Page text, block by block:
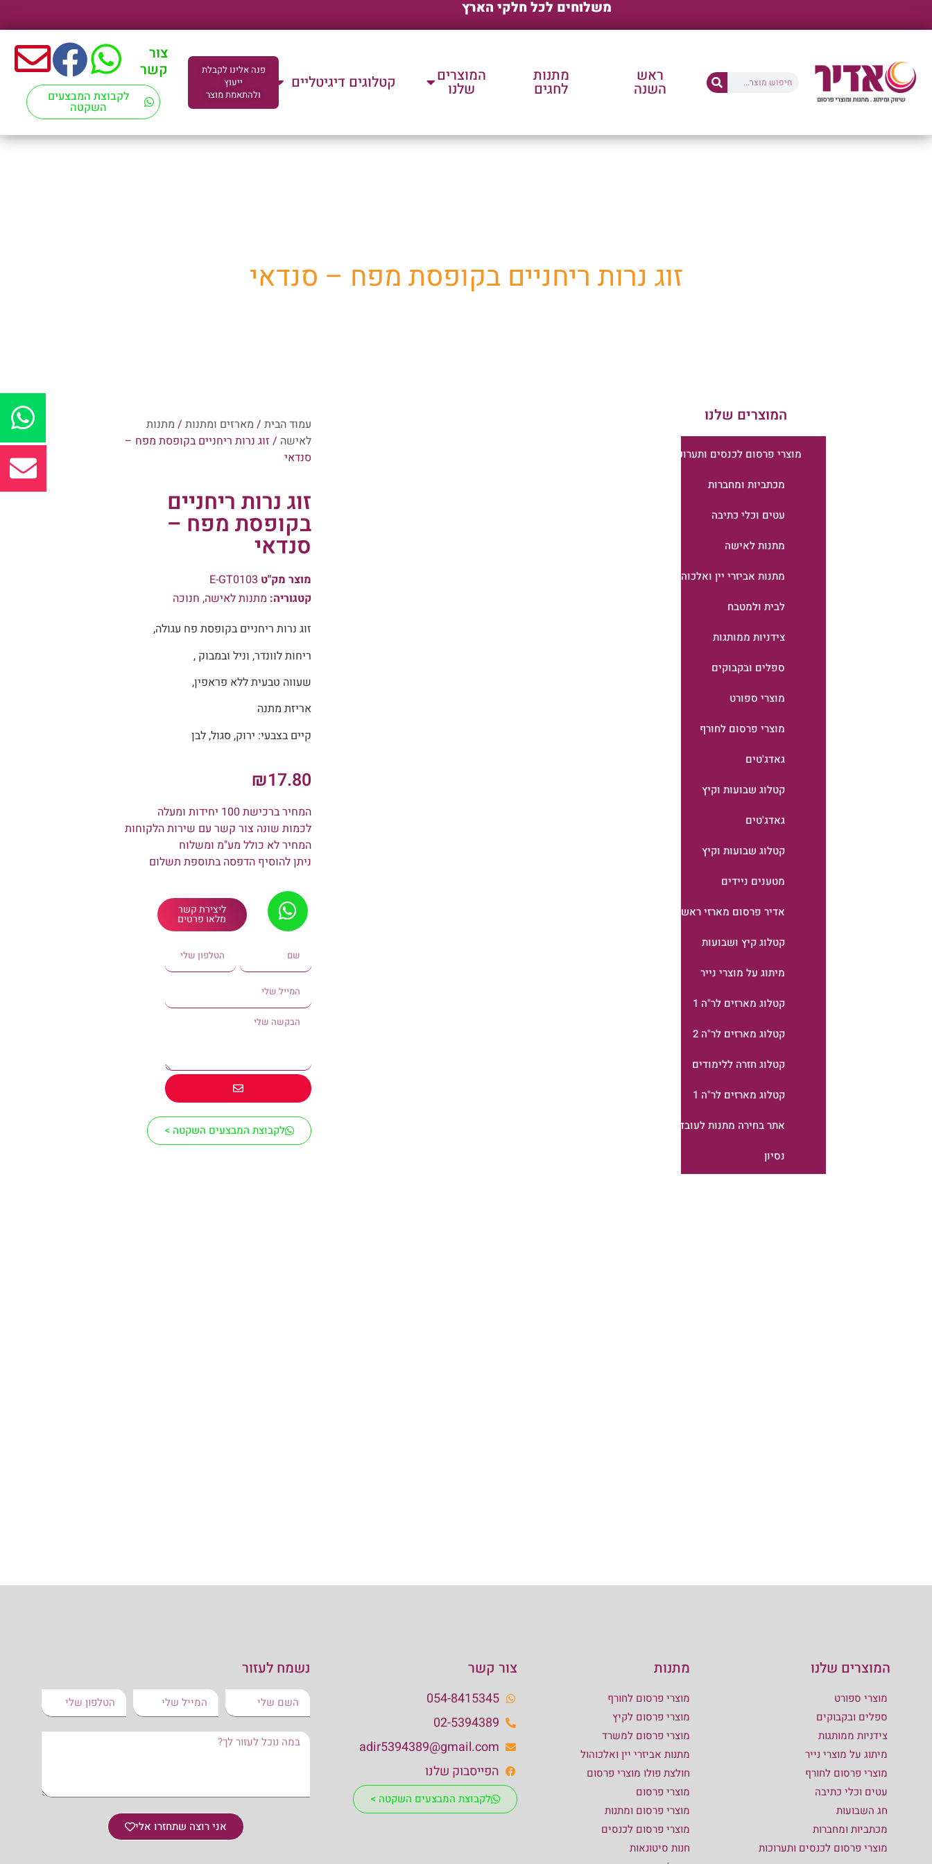
משלוחים לכל חלקי הארץ
ראש
השנה
מתנות
לחגים
המוצרים
שלנו קטלוגים דיגיטליים
פנה אלינו לקבלת
ייעוץ
ולהתאמת מוצר
צור
קשר
לקבוצת המבצעים
השקטה
זוג נרות ריחניים בקופסת מפח – סנדאי
המוצרים שלנו
מוצרי פרסום לכנסים ותערוכות
מכתביות ומחברות
עטים וכלי כתיבה
מתנות לאישה
מתנות אביזרי יין ואלכוהול
לבית ולמטבח
צידניות ממותגות
ספלים ובקבוקים
מוצרי ספורט
מוצרי פרסום לחורף
גאדג'טים
קטלוג שבועות וקיץ
גאדג'טים
קטלוג שבועות וקיץ
מטענים ניידים
אדיר פרסום מארזי ראש השנה
קטלוג קיץ ושבועות
מיתוג על מוצרי נייר
קטלוג מארזים לר"ה 1
קטלוג מארזים לר"ה 2
קטלוג חזרה ללימודים
קטלוג מארזים לר"ה 1
אתר בחירה מתנות לעובדים
נסיון
עמוד הבית / מארזים ומתנות / מתנות
לאישה / זוג נרות ריחניים בקופסת מפח –
סנדאי
זוג נרות ריחניים
בקופסת מפח –
סנדאי
מוצר מק"ט E-GT0103
קטגוריה: מתנות לאישה, חנוכה
זוג נרות ריחניים בקופסת פח עגולה,
ריחות לוונדר, וניל ובמבוק ,
שעווה טבעית ללא פראפין,
אריזת מתנה
קיים בצבעי: ירוק, סגול, לבן
₪17.80
המחיר ברכישת 100 יחידות ומעלה
לכמות שונה צור קשר עם שירות הלקוחות
המחיר לא כולל מע"מ ומשלוח
ניתן להוסיף הדפסה בתוספת תשלום
ליצירת קשר
מלאו פרטים
לקבוצת המבצעים השקטה >
המוצרים שלנו
מוצרי ספורט
ספלים ובקבוקים
צידניות ממותגות
מיתוג על מוצרי נייר
מוצרי פרסום לחורף
עטים וכלי כתיבה
חג השבועות
מכתביות ומחברות
מוצרי פרסום לכנסים ותערוכות
מתנות
מוצרי פרסום לחורף
מוצרי פרסום לקיץ
מוצרי פרסום למשרד
מתנות אביזרי יין ואלכוהול
חולצת פולו מוצרי פרסום
מוצרי פרסום
מוצרי פרסום ומתנות
מוצרי פרסום לכנסים
חנות סיטונאות
צור קשר
054-8415345
02-5394389
adir5394389@gmail.com
הפייסבוק שלנו
לקבוצת המבצעים השקטה >
נשמח לעזור
אני רוצה שתחזרו אלי